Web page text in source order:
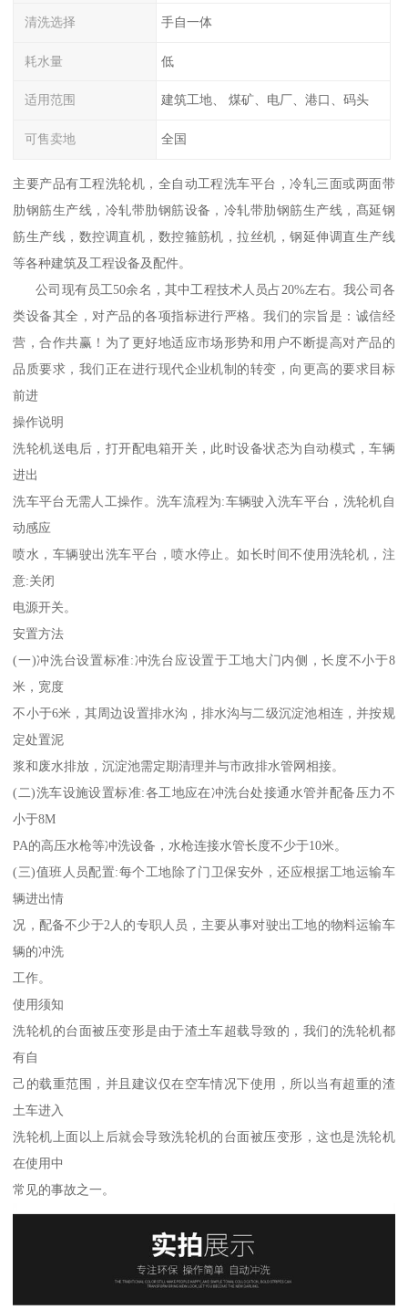
清洗选择 手自一体
耗水量 低
适用范围 建筑工地、 煤矿、电厂、港口、码头
可售卖地 全国
主要产品有工程洗轮机，全自动工程洗车平台，冷轧三面或两面带
肋钢筋生产线，冷轧带肋钢筋设备，冷轧带肋钢筋生产线，髙延钢
筋生产线，数控调直机，数控箍筋机，拉丝机，钢延伸调直生产线
等各种建筑及工程设备及配件。
公司现有员工50余名，其中工程技术人员占20%左右。我公司各
类设备其全，对产品的各项指标进行严格。我们的宗旨是：诚信经
营，合作共赢！为了更好地适应市场形势和用户不断提高对产品的
品质要求，我们正在进行现代企业机制的转变，向更高的要求目标
前进
操作说明
洗轮机送电后，打开配电箱开关，此时设备状态为自动模式，车辆
进出
洗车平台无需人工操作。洗车流程为:车辆驶入洗车平台，洗轮机自
动感应
喷水，车辆驶出洗车平台，喷水停止。如长时间不使用洗轮机，注
意:关闭
电源开关。
安置方法
(一)冲洗台设置标准:冲洗台应设置于工地大门内侧，长度不小于8
米，宽度
不小于6米，其周边设置排水沟，排水沟与二级沉淀池相连，并按规
定处置泥
浆和废水排放，沉淀池需定期清理并与市政排水管网相接。
(二)洗车设施设置标准:各工地应在冲洗台处接通水管并配备压力不
小于8M
PA的高压水枪等冲洗设备，水枪连接水管长度不少于10米。
(三)值班人员配置:每个工地除了门卫保安外，还应根据工地运输车
辆进出情
况，配备不少于2人的专职人员，主要从事对驶出工地的物料运输车
辆的冲洗
工作。
使用须知
洗轮机的台面被压变形是由于渣土车超载导致的，我们的洗轮机都
有自
己的载重范围，并且建议仅在空车情况下使用，所以当有超重的渣
土车进入
洗轮机上面以上后就会导致洗轮机的台面被压变形，这也是洗轮机
在使用中
常见的事故之一。